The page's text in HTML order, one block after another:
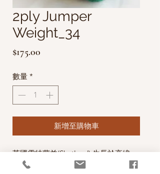
2ply Jumper
Weight_34
$175.00
數量 *
新增至購物車
英國雪特蘭羊(Shetland) 生長於高緯
度、氣候嚴寒且濕度高的雪特蘭群島